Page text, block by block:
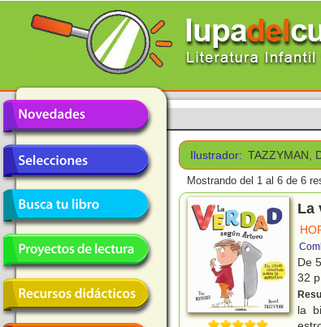
Ilustrador: TAZZYMAN,
Mostrando del 1 al 6 de 6
La
De
32
la